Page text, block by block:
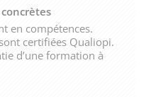
en compétences.
certifiées Qualiopi.
d’une formation à